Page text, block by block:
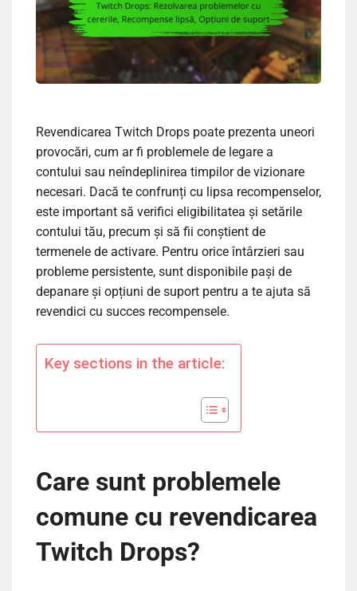
Revendicarea Twitch Drops poate prezenta uneori
provocări, cum ar fi problemele de legare a
contului sau neîndeplinirea timpilor de vizionare
necesari. Dacă te confrunți cu lipsa recompenselor,
este important să verifici eligibilitatea și setările
contului tău, precum și să fii conștient de
termenele de activare. Pentru orice întârzieri sau
probleme persistente, sunt disponibile pași de
depanare și opțiuni de suport pentru a te ajuta să
revendici cu succes recompensele.
Key sections in the article:
Care sunt problemele
comune cu revendicarea
Twitch Drops?